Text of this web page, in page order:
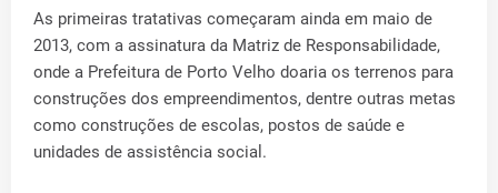
As primeiras tratativas começaram ainda em maio de
2013, com a assinatura da Matriz de Responsabilidade,
onde a Prefeitura de Porto Velho doaria os terrenos para
construções dos empreendimentos, dentre outras metas
como construções de escolas, postos de saúde e
unidades de assistência social.